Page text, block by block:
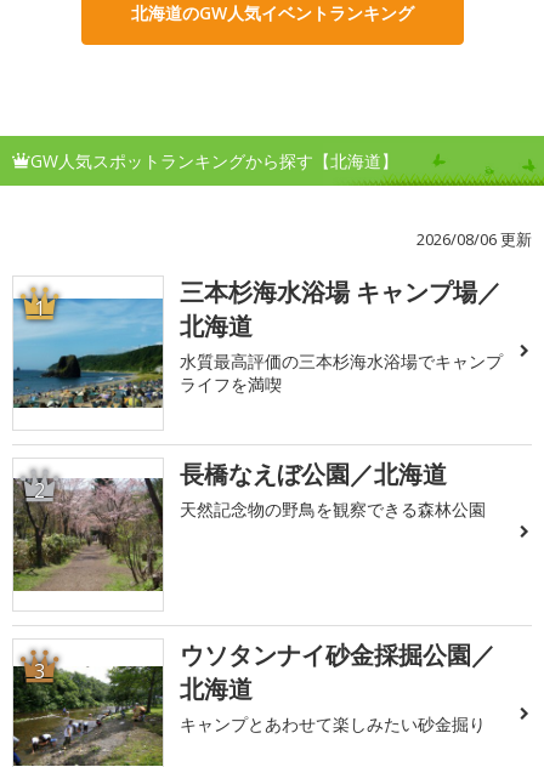
北海道のGW人気イベントランキング
GW人気スポットランキングから探す【北海道】
2026/08/06 更新
1
三本杉海水浴場 キャンプ場／
北海道
水質最高評価の三本杉海水浴場でキャンプ
ライフを満喫
2 長橋なえぼ公園／北海道
天然記念物の野鳥を観察できる森林公園
3
ウソタンナイ砂金採掘公園／
北海道
キャンプとあわせて楽しみたい砂金掘り